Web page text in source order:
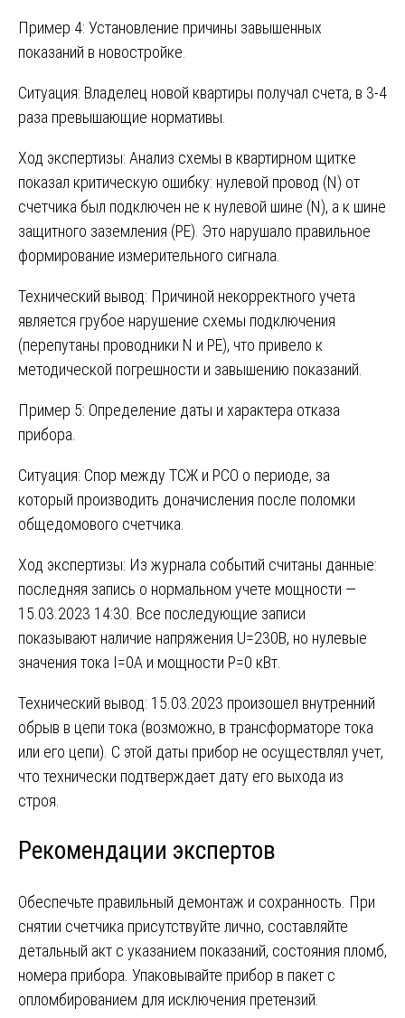
Пример 4: Установление причины завышенных
показаний в новостройке.
Ситуация: Владелец новой квартиры получал счета, в 3-4
раза превышающие нормативы.
Ход экспертизы: Анализ схемы в квартирном щитке
показал критическую ошибку: нулевой провод (N) от
счетчика был подключен не к нулевой шине (N), а к шине
защитного заземления (PE). Это нарушало правильное
формирование измерительного сигнала.
Технический вывод: Причиной некорректного учета
является грубое нарушение схемы подключения
(перепутаны проводники N и PE), что привело к
методической погрешности и завышению показаний.
Пример 5: Определение даты и характера отказа
прибора.
Ситуация: Спор между ТСЖ и РСО о периоде, за
который производить доначисления после поломки
общедомового счетчика.
Ход экспертизы: Из журнала событий считаны данные:
последняя запись о нормальном учете мощности —
15.03.2023 14:30. Все последующие записи
показывают наличие напряжения U=230В, но нулевые
значения тока I=0A и мощности P=0 кВт.
Технический вывод: 15.03.2023 произошел внутренний
обрыв в цепи тока (возможно, в трансформаторе тока
или его цепи). С этой даты прибор не осуществлял учет,
что технически подтверждает дату его выхода из
строя.
Рекомендации экспертов
Обеспечьте правильный демонтаж и сохранность. При
снятии счетчика присутствуйте лично, составляйте
детальный акт с указанием показаний, состояния пломб,
номера прибора. Упаковывайте прибор в пакет с
опломбированием для исключения претензий.